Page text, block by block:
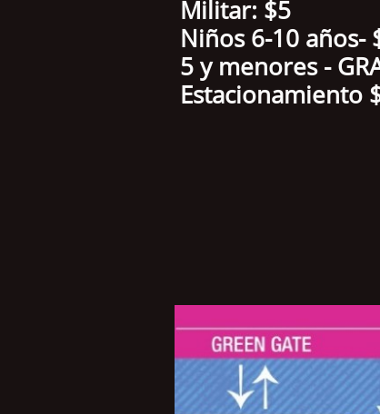
Militar: $5
Niños 6-10 años-
5 y menores -